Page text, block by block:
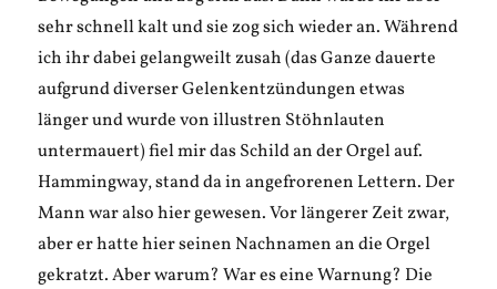
sehr schnell kalt und sie zog sich wieder an. Während
ich ihr dabei gelangweilt zusah (das Ganze dauerte
aufgrund diverser Gelenkentzündungen etwas
länger und wurde von illustren Stöhnlauten
untermauert) fiel mir das Schild an der Orgel auf.
Hammingway, stand da in angefrorenen Lettern. Der
Mann war also hier gewesen. Vor längerer Zeit zwar,
aber er hatte hier seinen Nachnamen an die Orgel
gekratzt. Aber warum? War es eine Warnung? Die